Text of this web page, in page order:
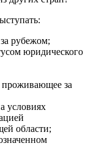
рубежом;
юридического
проживающее за
условиях
области;